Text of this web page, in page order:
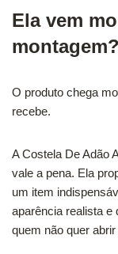
Ela vem
montagem?
O produto chega
recebe.
A Costela De Adão
vale a pena. Ela
um item
aparência realista e
quem não quer